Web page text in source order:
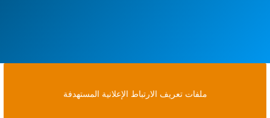
ملفات تعريف الارتباط الإعلانية المستهدفة